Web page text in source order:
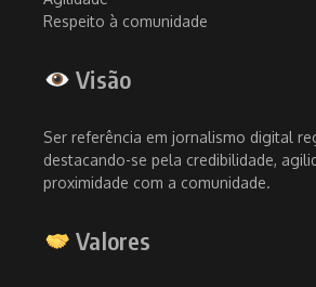
Respeito à comunidade
Visão
Ser referência em jornalismo digital
destacando-se pela credibilidade,
proximidade com a comunidade.
Valores